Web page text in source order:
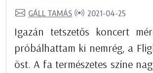
GÁLL TAMÁS 2021-04-25
Igazán tetszetős koncert
próbálhattam ki nemrég, a
öst. A fa természetes színe